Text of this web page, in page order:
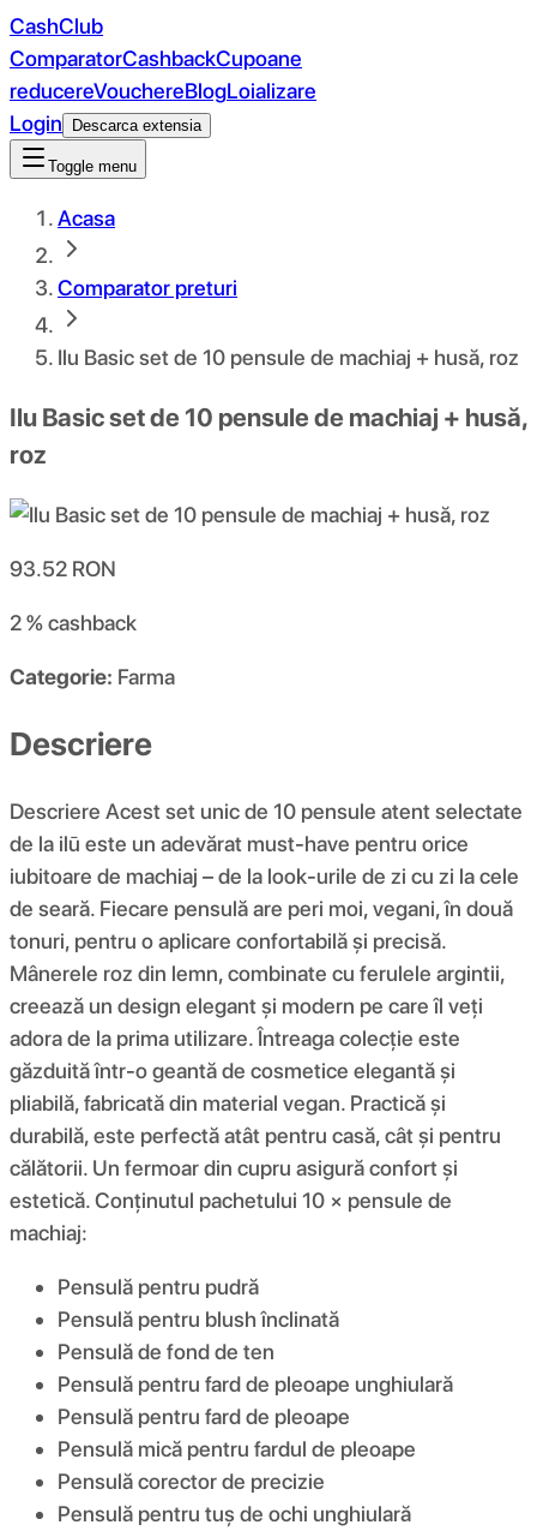
CashClub
ComparatorCashbackCupoane
reducereVouchereBlogLoializare
Login
Descarca extensia
Toggle menu
Acasa
Comparator preturi
Ilu Basic set de 10 pensule de machiaj + husă, roz
Ilu Basic set de 10 pensule de machiaj + husă,
roz
93.52 RON
2 %cashback
Categorie: Farma
Descriere
Descriere Acest set unic de 10 pensule atent selectate
de la ilū este un adevărat must-have pentru orice
iubitoare de machiaj – de la look-urile de zi cu zi la cele
de seară. Fiecare pensulă are peri moi, vegani, în două
tonuri, pentru o aplicare confortabilă și precisă.
Mânerele roz din lemn, combinate cu ferulele argintii,
creează un design elegant și modern pe care îl veți
adora de la prima utilizare. Întreaga colecție este
găzduită într-o geantă de cosmetice elegantă și
pliabilă, fabricată din material vegan. Practică și
durabilă, este perfectă atât pentru casă, cât și pentru
călătorii. Un fermoar din cupru asigură confort și
estetică. Conținutul pachetului 10 × pensule de
machiaj:
Pensulă pentru pudră
Pensulă pentru blush înclinată
Pensulă de fond de ten
Pensulă pentru fard de pleoape unghiulară
Pensulă pentru fard de pleoape
Pensulă mică pentru fardul de pleoape
Pensulă corector de precizie
Pensulă pentru tuș de ochi unghiulară